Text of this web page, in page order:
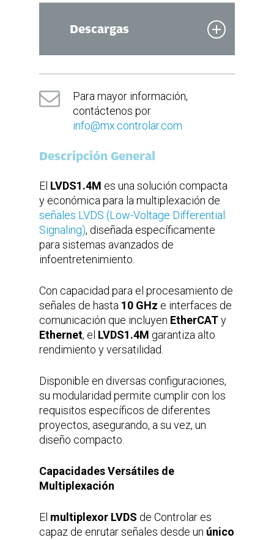
(en mm)
Capacidad de
1 entrada para 4 salidas
Communicaciones
Suministrado con uno de nuestros
módulos de comunicación.
Ethernet (comandos SCPI) y
EtherCAT actualmente disponibles,
con opciones adicionales previstas
Alimentación
Tension
Corriente
12V DC
2A (máx.)
Descargas
Para mayor información,
contáctenos por
info@mx.controlar.com
Descripción General
El LVDS1.4M es una solución compacta
y económica para la multiplexación de
señales LVDS (Low-Voltage Differential
Signaling), diseñada específicamente
para sistemas avanzados de
infoentretenimiento.
Con capacidad para el procesamiento de
señales de hasta 10 GHz e interfaces de
comunicación que incluyen EtherCATy
Ethernet, el LVDS1.4M garantiza alto
rendimiento y versatilidad.
Disponible en diversas configuraciones,
su modularidad permite cumplir con los
requisitos específicos de diferentes
proyectos, asegurando, a su vez, un
diseño compacto.
Capacidades Versátiles de
Multiplexación
El multiplexor LVDS de Controlar es
capaz de enrutar señales desde un único